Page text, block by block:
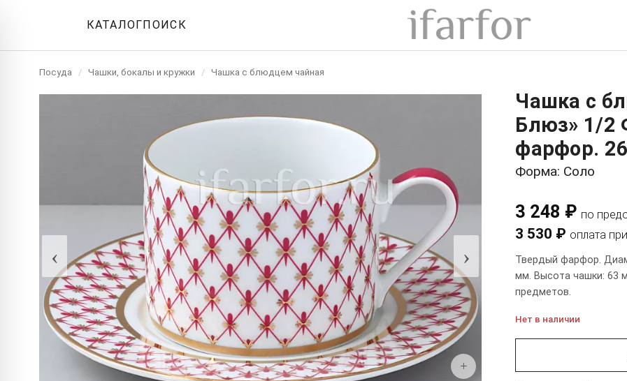
КАТАЛОГПОИСК
Посуда / Чашки, бокалы и кружки / Чашка с блюдцем чайная
‹ ›
+
Чашка с
Блюз» 1/2
фарфор.
Форма: Соло
3 248 ₽ по
3 530 ₽ оплата
Твердый фарфор.
мм. Высота чашки: 63
предметов.
Нет в наличии